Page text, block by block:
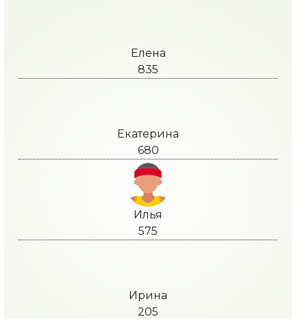
Елена
835
Екатерина
680
Илья
575
Ирина
205